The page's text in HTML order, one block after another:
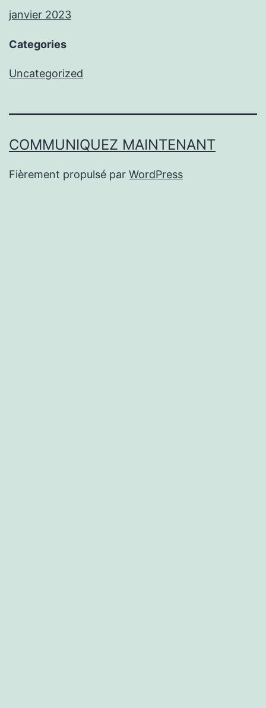
janvier 2023
Categories
Uncategorized
COMMUNIQUEZ MAINTENANT
Fièrement propulsé par WordPress